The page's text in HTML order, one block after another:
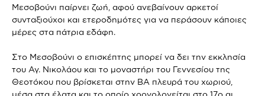
Μεσοβούνι παίρνει ζωή, αφού ανεβαίνουν αρκετοί
συνταξιούχοι και ετεροδημότες για να περάσουν κάποιες
μέρες στα πάτρια εδάφη.
Στο Μεσοβούνι ο επισκέπτης μπορεί να δει την εκκλησία
του Αγ. Νικολάου και το μοναστήρι του Γεννεσίου της
Θεοτόκου που βρίσκεται στην ΒΑ πλευρά του χωριού,
μέσα στα έλατα και το οποίο χρονολογείται στο 17ο αι.